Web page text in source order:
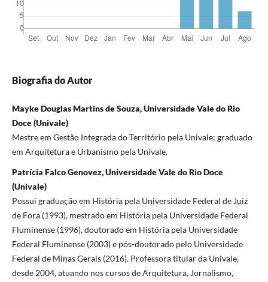
Biografia do Autor
Mayke Douglas Martins de Souza, Universidade Vale do Rio
Doce (Univale)
Mestre em Gestão Integrada do Território pela Univale; graduado
em Arquitetura e Urbanismo pela Univale.
Patrícia Falco Genovez, Universidade Vale do Rio Doce
(Univale)
Possui graduação em História pela Universidade Federal de Juiz
de Fora (1993), mestrado em História pela Universidade Federal
Fluminense (1996), doutorado em História pela Universidade
Federal Fluminense (2003) e pós-doutorado pelo Universidade
Federal de Minas Gerais (2016). Professora titular da Univale,
desde 2004, atuando nos cursos de Arquitetura, Jornalismo,